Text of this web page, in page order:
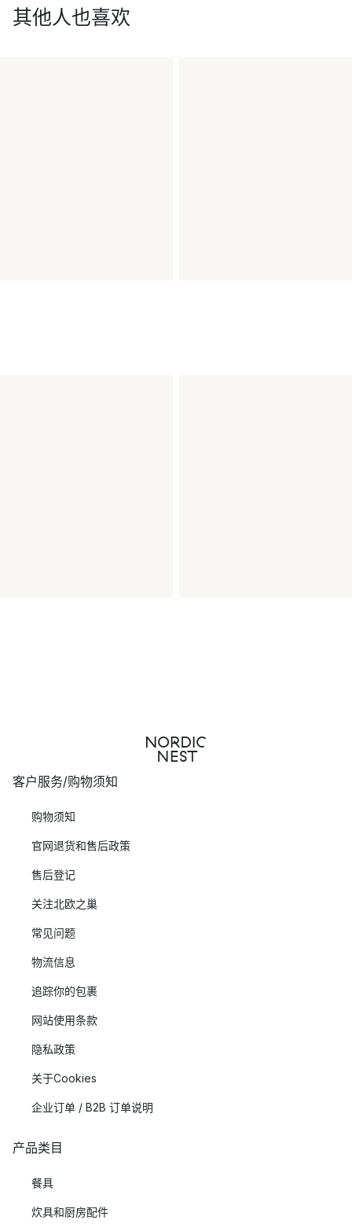
其他人也喜欢
客户服务/购物须知
购物须知
官网退货和售后政策
售后登记
关注北欧之巢
常见问题
物流信息
追踪你的包裹
网站使用条款
隐私政策
关于Cookies
企业订单 / B2B 订单说明
产品类目
餐具
炊具和厨房配件